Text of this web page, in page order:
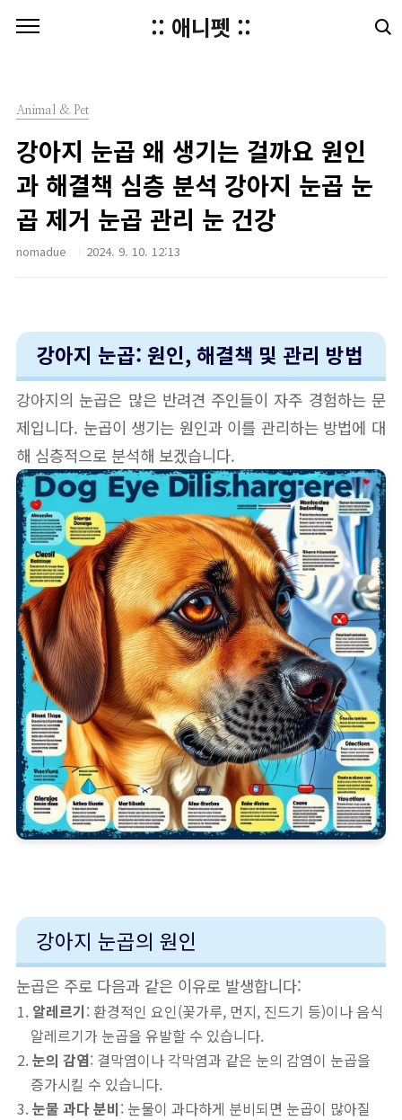
:: 애니펫 ::
Animal & Pet
강아지 눈곱 왜 생기는 걸까요 원인
과 해결책 심층 분석 강아지 눈곱 눈
곱 제거 눈곱 관리 눈 건강
nomadue 2024. 9. 10. 12:13
강아지 눈곱: 원인, 해결책 및 관리 방법
강아지의 눈곱은 많은 반려견 주인들이 자주 경험하는 문
제입니다. 눈곱이 생기는 원인과 이를 관리하는 방법에 대
해 심층적으로 분석해 보겠습니다.
강아지 눈곱의 원인
눈곱은 주로 다음과 같은 이유로 발생합니다:
알레르기: 환경적인 요인(꽃가루, 먼지, 진드기 등)이나 음식
알레르기가 눈곱을 유발할 수 있습니다.
눈의 감염: 결막염이나 각막염과 같은 눈의 감염이 눈곱을
증가시킬 수 있습니다.
눈물 과다 분비: 눈물이 과다하게 분비되면 눈곱이 많아질